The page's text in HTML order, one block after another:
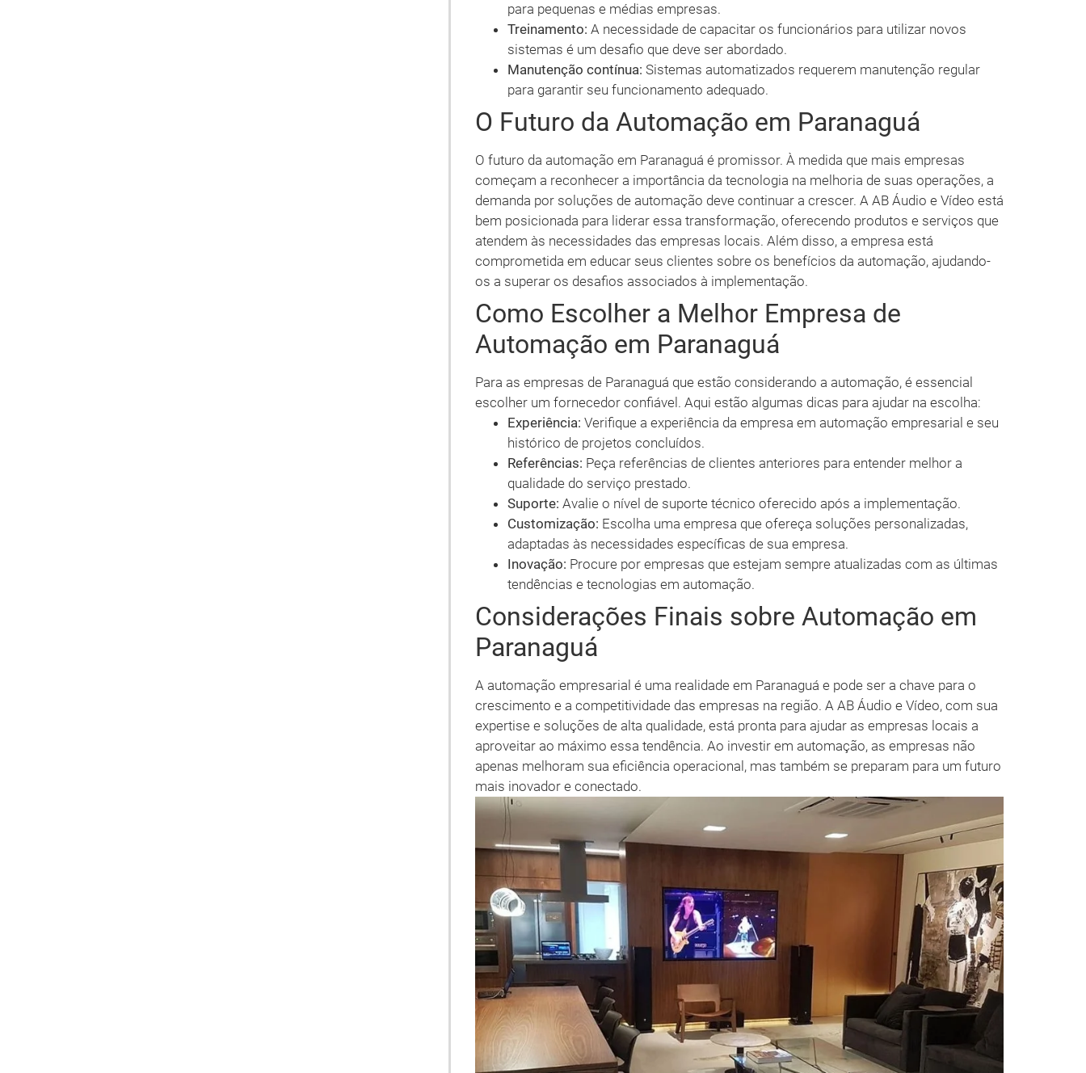
para pequenas e médias empresas.
Treinamento: A necessidade de capacitar os funcionários para utilizar novos
sistemas é um desafio que deve ser abordado.
Manutenção contínua: Sistemas automatizados requerem manutenção regular
para garantir seu funcionamento adequado.
O Futuro da Automação em Paranaguá
O futuro da automação em Paranaguá é promissor. À medida que mais empresas
começam a reconhecer a importância da tecnologia na melhoria de suas operações, a
demanda por soluções de automação deve continuar a crescer. A AB Áudio e Vídeo está
bem posicionada para liderar essa transformação, oferecendo produtos e serviços que
atendem às necessidades das empresas locais. Além disso, a empresa está
comprometida em educar seus clientes sobre os benefícios da automação, ajudando-
os a superar os desafios associados à implementação.
Como Escolher a Melhor Empresa de
Automação em Paranaguá
Para as empresas de Paranaguá que estão considerando a automação, é essencial
escolher um fornecedor confiável. Aqui estão algumas dicas para ajudar na escolha:
Experiência: Verifique a experiência da empresa em automação empresarial e seu
histórico de projetos concluídos.
Referências: Peça referências de clientes anteriores para entender melhor a
qualidade do serviço prestado.
Suporte: Avalie o nível de suporte técnico oferecido após a implementação.
Customização: Escolha uma empresa que ofereça soluções personalizadas,
adaptadas às necessidades específicas de sua empresa.
Inovação: Procure por empresas que estejam sempre atualizadas com as últimas
tendências e tecnologias em automação.
Considerações Finais sobre Automação em
Paranaguá
A automação empresarial é uma realidade em Paranaguá e pode ser a chave para o
crescimento e a competitividade das empresas na região. A AB Áudio e Vídeo, com sua
expertise e soluções de alta qualidade, está pronta para ajudar as empresas locais a
aproveitar ao máximo essa tendência. Ao investir em automação, as empresas não
apenas melhoram sua eficiência operacional, mas também se preparam para um futuro
mais inovador e conectado.